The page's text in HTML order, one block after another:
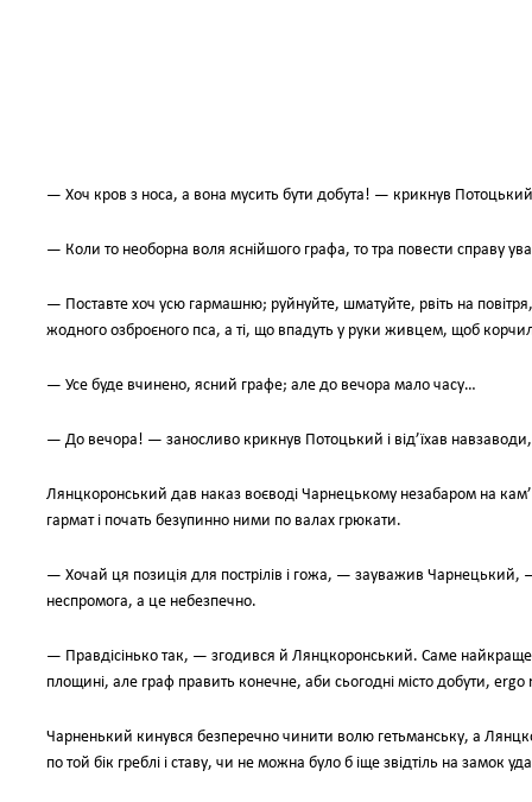
— Хоч кров з носа, а вона мусить бути добута! — крикнув Потоцький
— Коли то необорна воля яснійшого графа, то тра повести справу
— Поставте хоч усю гармашню; руйнуйте, шматуйте, рвіть на
жодного озброєного пса, а ті, що впадуть у руки живцем, щоб
— Усе буде вчинено, ясний графе; але до вечора мало часу…
— До вечора! — заносливо крикнув Потоцький і від’їхав
Лянцкоронський дав наказ воєводі Чарнецькому незабаром на
гармат і почать безупинно ними по валах грюкати.
— Хочай ця позиція для пострілів і гожа, — зауважив Чарнецький,
неспромога, а це небезпечно.
— Правдісінько так, — згодився й Лянцкоронський. Саме найкраще
площині, але граф править конечне, аби сьогодні місто добути, ergo
Чарненький кинувся безперечно чинити волю гетьманську, а
по той бік греблі і ставу, чи не можна було б іще звідтіль на замок